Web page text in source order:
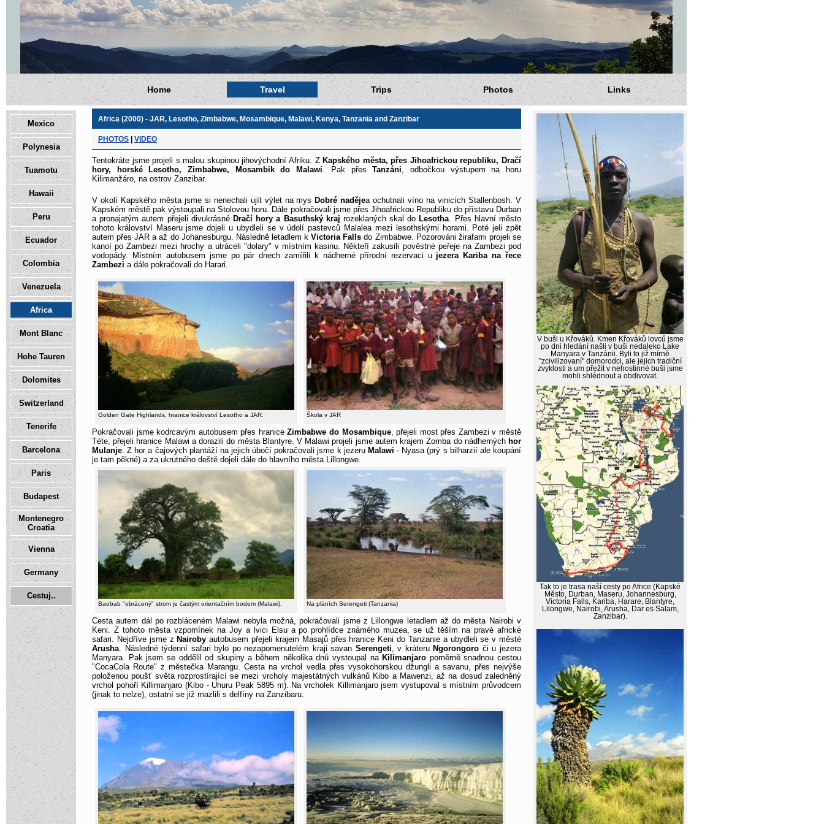
Home Travel Trips Photos Links
Mexico
Polynesia
Tuamotu
Hawaii
Peru
Ecuador
Colombia
Venezuela
Africa
Mont Blanc
Hohe Tauren
Dolomites
Switzerland
Tenerife
Barcelona
Paris
Budapest
Montenegro
Croatia
Vienna
Germany
Cestuj..
V buši u Křováků. Kmen Křováků lovců jsme
po dni hledání našli v buši nedaleko Lake
Manyara v Tanzánii. Byli to již mírně
"zcivilizovaní" domorodci, ale jejich tradiční
zvyklosti a um přežít v nehostinné buši jsme
mohli shlédnout a obdivovat.
Tak to je trasa naší cesty po Africe (Kapské
Město, Durban, Maseru, Johannesburg,
Victoria Falls, Kariba, Harare, Blantyre,
Lilongwe, Nairobi, Arusha, Dar es Salam,
Zanzibar).
Africa (2000) - JAR, Lesotho, Zimbabwe, Mosambique, Malawi, Kenya, Tanzania and Zanzibar
PHOTOS | VIDEO
Tentokráte jsme projeli s malou skupinou jihovýchodní Afriku. Z Kapského města, přes Jihoafrickou republiku, Dračí
hory, horské Lesotho, Zimbabwe, Mosambik do Malawi. Pak přesTanzáni, odbočkou výstupem na horu
Kilimanžáro, na ostrov Zanzibar.
V okolí Kapského města jsme si nenechali ujít výlet na mys Dobré nadějea ochutnali víno na vinicích Stallenbosh. V
Kapském městě pak výstoupali na Stolovou horu. Dále pokračovali jsme přes Jihoafrickou Republiku do přístavu Durban
a pronajatým autem přejeli divukrásné Dračí hory a Basuthský kraj rozeklaných skal do Lesotha. Přes hlavní město
tohoto království Maseru jsme dojeli u ubydleli se v údolí pastevců Malalea mezi lesothskými horami. Poté jeli zpět
autem přes JAR a až do Johanesburgu. Následně letadlem kVictoria Falls do Zimbabwe. Pozorováni žirafami projeli se
kanoí po Zambezi mezi hrochy a utráceli "dolary" v místním kasinu. Někteří zakusili pověstné peřeje na Zambezi pod
vodopády. Místním autobusem jsme po pár dnech zamířili k nádherné přírodní rezervaci u jezera Kariba na řece
Zambezi a dále pokračovali do Harari.
Golden Gate Highlands, hranice království Lesotho a JAR. Škola v JAR
Pokračovali jsme kodrcavým autobusem přes hraniceZimbabwe do Mosambique, přejeli most přes Zambezi v městě
Téte, přejeli hranice Malawi a dorazili do města Blantyre. V Malawi projeli jsme autem krajem Zomba do nádherných hor
Mulanje. Z hor a čajových plantáží na jejich úbočí pokračovali jsme k jezeru Malawi - Nyasa (prý s bilharzií ale koupání
je tam pěkné) a za ukrutného deště dojeli dále do hlavního města Lillongwe.
Baobab "obrácený" strom je častým orientačním bodem (Malawi). Na pláních Serengeti (Tanzania)
Cesta autem dál po rozbláceném Malawi nebyla možná, pokračovali jsme z Lillongwe letadlem až do města Nairobi v
Keni. Z tohoto města vzpomínek na Joy a lvici Elsu a po prohlídce známého muzea, se už těším na pravé africké
safari. Nejdříve jsme z Nairoby autobusem přejeli krajem Masajů přes hranice Keni do Tanzanie a ubydleli se v městé
Arusha. Následné týdenní safari bylo po nezapomenutelém kraji savan Serengeti, v kráteru Ngorongoro či u jezera
Manyara. Pak jsem se oddělil od skupiny a během několika dnů vystoupal na Kilimanjaro poměrně snadnou cestou
"CocaCola Route" z městečka Marangu. Cesta na vrchol vedla přes vysokohorskou džungli a savanu, přes nejvýše
položenou poušť světa rozprostírající se mezi vrcholy majestátných vulkánů Kibo a Mawenzi, až na dosud zaledněný
vrchol pohoří Killimanjaro (Kibo - Uhuru Peak 5895 m). Na vrcholek Killimanjaro jsem vystupoval s místním průvodcem
(jinak to nelze), ostatní se již mazlili s delfíny na Zanzibaru.